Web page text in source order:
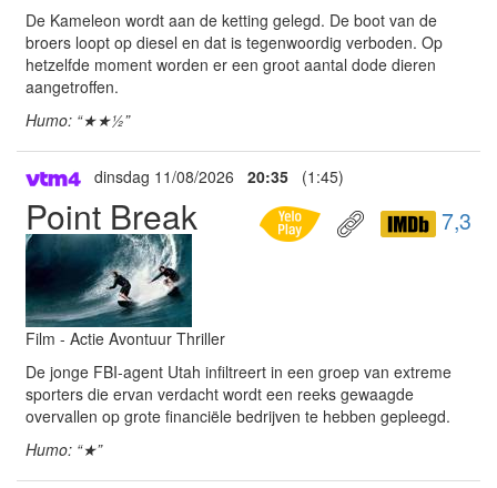
De Kameleon wordt aan de ketting gelegd. De boot van de
broers loopt op diesel en dat is tegenwoordig verboden. Op
hetzelfde moment worden er een groot aantal dode dieren
aangetroffen.
Humo: “★★½”
dinsdag 11/08/2026 20:35 (1:45)
Point Break 7,3
Film - Actie Avontuur Thriller
De jonge FBI-agent Utah infiltreert in een groep van extreme
sporters die ervan verdacht wordt een reeks gewaagde
overvallen op grote financiële bedrijven te hebben gepleegd.
Humo: “★”